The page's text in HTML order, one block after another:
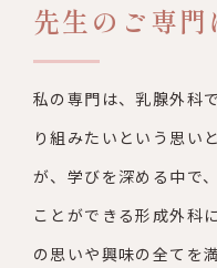
先生のご専門
私の専門は、乳腺外科
り組みたい という思い
が、学びを深める中で
ことができる形成外科
の思いや興味の全てを